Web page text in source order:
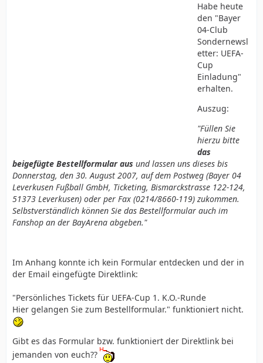
Habe heute
den "Bayer
04-Club
Sondernewsl
etter: UEFA-
Cup
Einladung"
erhalten.
Auszug:
"Füllen Sie
hierzu bitte
das
beigefügte Bestellformular aus und lassen uns dieses bis
Donnerstag, den 30. August 2007, auf dem Postweg (Bayer 04
Leverkusen Fußball GmbH, Ticketing, Bismarckstrasse 122-124,
51373 Leverkusen) oder per Fax (0214/8660-119) zukommen.
Selbstverständlich können Sie das Bestellformular auch im
Fanshop an der BayArena abgeben."
Im Anhang konnte ich kein Formular entdecken und der in
der Email eingefügte Direktlink:
"Persönliches Tickets für UEFA-Cup 1. K.O.-Runde
Hier gelangen Sie zum Bestellformular." funktioniert nicht.
Gibt es das Formular bzw. funktioniert der Direktlink bei
jemanden von euch??